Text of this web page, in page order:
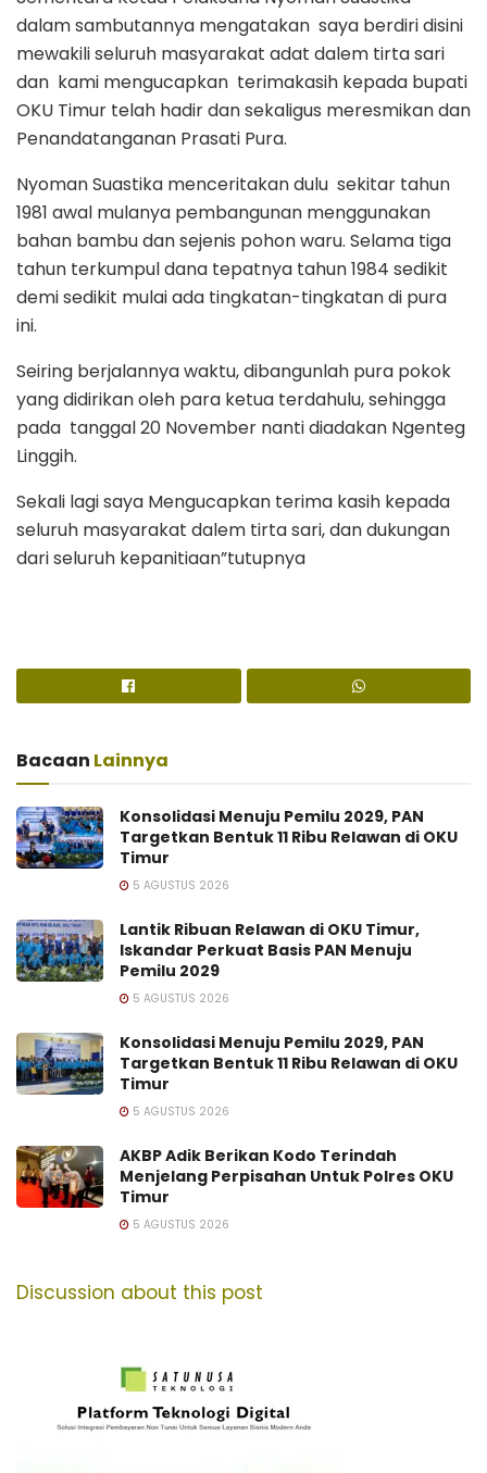
dalam sambutannya mengatakan saya berdiri disini
mewakili seluruh masyarakat adat dalem tirta sari
dan kami mengucapkan terimakasih kepada bupati
OKU Timur telah hadir dan sekaligus meresmikan dan
Penandatanganan Prasati Pura.
Nyoman Suastika menceritakan dulu sekitar tahun
1981 awal mulanya pembangunan menggunakan
bahan bambu dan sejenis pohon waru. Selama tiga
tahun terkumpul dana tepatnya tahun 1984 sedikit
demi sedikit mulai ada tingkatan-tingkatan di pura
ini.
Seiring berjalannya waktu, dibangunlah pura pokok
yang didirikan oleh para ketua terdahulu, sehingga
pada tanggal 20 November nanti diadakan Ngenteg
Linggih.
Sekali lagi saya Mengucapkan terima kasih kepada
seluruh masyarakat dalem tirta sari, dan dukungan
dari seluruh kepanitiaan”tutupnya
Bacaan Lainnya
Konsolidasi Menuju Pemilu 2029, PAN
Targetkan Bentuk 11 Ribu Relawan di OKU
Timur
5 AGUSTUS 2026
Lantik Ribuan Relawan di OKU Timur,
Iskandar Perkuat Basis PAN Menuju
Pemilu 2029
5 AGUSTUS 2026
Konsolidasi Menuju Pemilu 2029, PAN
Targetkan Bentuk 11 Ribu Relawan di OKU
Timur
5 AGUSTUS 2026
AKBP Adik Berikan Kodo Terindah
Menjelang Perpisahan Untuk Polres OKU
Timur
5 AGUSTUS 2026
Discussion about this post